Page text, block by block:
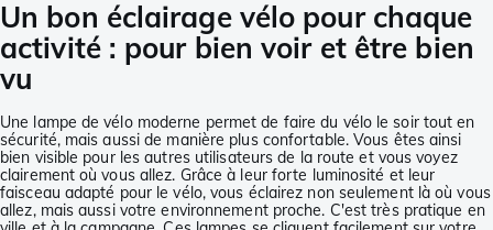
Un bon éclairage vélo pour chaque
activité : pour bien voir et être bien
vu
Une lampe de vélo moderne permet de faire du vélo le soir tout en
sécurité, mais aussi de manière plus confortable. Vous êtes ainsi
bien visible pour les autres utilisateurs de la route et vous voyez
clairement où vous allez. Grâce à leur forte luminosité et leur
faisceau adapté pour le vélo, vous éclairez non seulement là où vous
allez, mais aussi votre environnement proche. C'est très pratique en